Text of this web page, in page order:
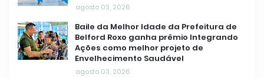
agosto 03, 2026
Baile da Melhor Idade da Prefeitura de
Belford Roxo ganha prêmio Integrando
Ações como melhor projeto de
Envelhecimento Saudável
agosto 03, 2026